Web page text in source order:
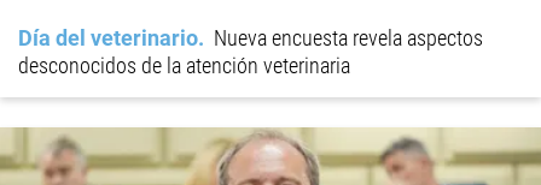
Día del veterinario
Nueva encuesta revela aspectos
desconocidos de la atención veterinaria